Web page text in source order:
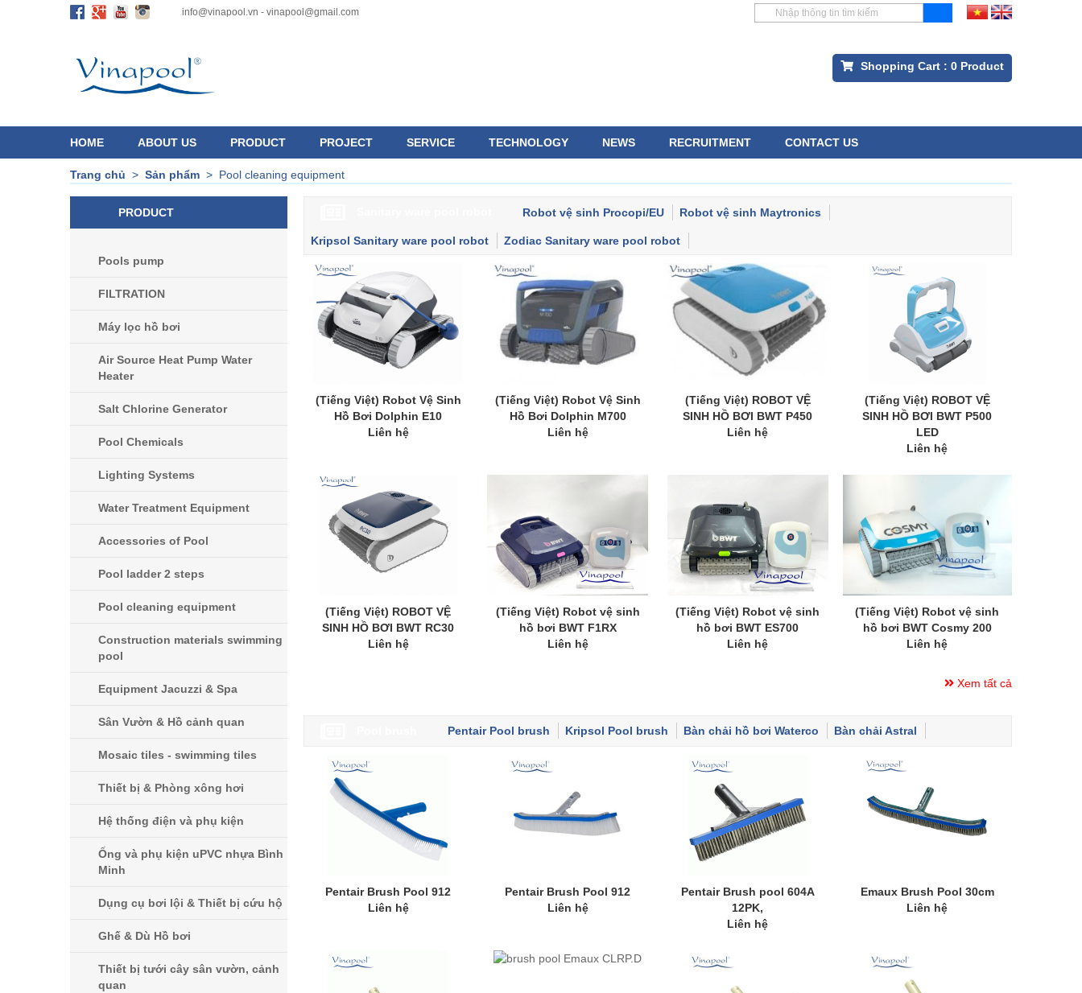
info@vinapool.vn - vinapool@gmail.com
Shopping Cart : 0 Product
HOME ABOUT US PRODUCT PROJECT SERVICE TECHNOLOGY NEWS RECRUITMENT CONTACT US
Trang chủ > Sản phẩm > Pool cleaning equipment
PRODUCT
Pools pump
FILTRATION
Máy lọc hồ bơi
Air Source Heat Pump Water
Heater
Salt Chlorine Generator
Pool Chemicals
Lighting Systems
Water Treatment Equipment
Accessories of Pool
Pool ladder 2 steps
Pool cleaning equipment
Construction materials swimming
pool
Equipment Jacuzzi & Spa
Sân Vườn & Hồ cảnh quan
Mosaic tiles - swimming tiles
Thiết bị & Phòng xông hơi
Hệ thống điện và phụ kiện
Ống và phụ kiện uPVC nhựa Bình
Minh
Dụng cụ bơi lội & Thiết bị cứu hộ
Ghế & Dù Hồ bơi
Thiết bị tưới cây sân vườn, cảnh
quan
Robot vệ sinh Procopi/EU Robot vệ sinh Maytronics
Kripsol Sanitary ware pool robot Zodiac Sanitary ware pool robot
(Tiếng Việt) Robot Vệ Sinh
Hồ Bơi Dolphin E10
Liên hệ
(Tiếng Việt) Robot Vệ Sinh
Hồ Bơi Dolphin M700
Liên hệ
(Tiếng Việt) ROBOT VỆ
SINH HỒ BƠI BWT P450
Liên hệ
(Tiếng Việt) ROBOT VỆ
SINH HỒ BƠI BWT P500
LED
Liên hệ
(Tiếng Việt) ROBOT VỆ
SINH HỒ BƠI BWT RC30
Liên hệ
(Tiếng Việt) Robot vệ sinh
hồ bơi BWT F1RX
Liên hệ
(Tiếng Việt) Robot vệ sinh
hồ bơi BWT ES700
Liên hệ
(Tiếng Việt) Robot vệ sinh
hồ bơi BWT Cosmy 200
Liên hệ
Xem tất cả
Pentair Pool brush Kripsol Pool brush Bàn chải hồ bơi Waterco Bàn chải Astral
Pentair Brush Pool 912
Liên hệ
Pentair Brush Pool 912
Liên hệ
Pentair Brush pool 604A
12PK,
Liên hệ
Emaux Brush Pool 30cm
Liên hệ